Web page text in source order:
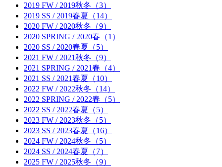
2019 FW / 2019秋冬（3）
2019 SS / 2019春夏（14）
2020 FW / 2020秋冬（9）
2020 SPRING / 2020春（1）
2020 SS / 2020春夏（5）
2021 FW / 2021秋冬（9）
2021 SPRING / 2021春（4）
2021 SS / 2021春夏（10）
2022 FW / 2022秋冬（14）
2022 SPRING / 2022春（5）
2022 SS / 2022春夏（5）
2023 FW / 2023秋冬（5）
2023 SS / 2023春夏（16）
2024 FW / 2024秋冬（5）
2024 SS / 2024春夏（7）
2025 FW / 2025秋冬（9）